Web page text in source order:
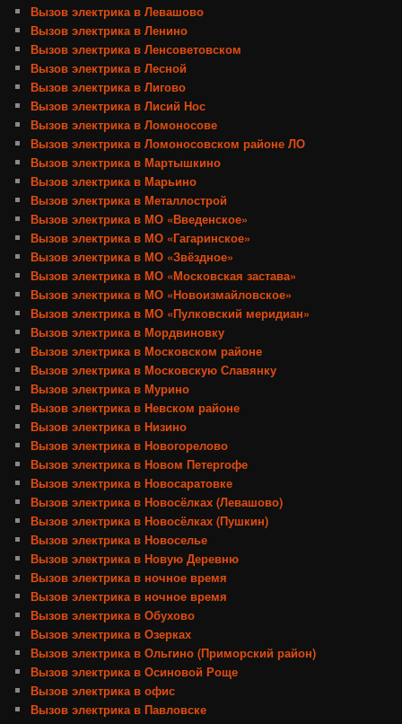
Вызов электрика в Левашово
Вызов электрика в Ленино
Вызов электрика в Ленсоветовском
Вызов электрика в Лесной
Вызов электрика в Лигово
Вызов электрика в Лисий Нос
Вызов электрика в Ломоносове
Вызов электрика в Ломоносовском районе ЛО
Вызов электрика в Мартышкино
Вызов электрика в Марьино
Вызов электрика в Металлострой
Вызов электрика в МО «Введенское»
Вызов электрика в МО «Гагаринское»
Вызов электрика в МО «Звёздное»
Вызов электрика в МО «Московская застава»
Вызов электрика в МО «Новоизмайловское»
Вызов электрика в МО «Пулковский меридиан»
Вызов электрика в Мордвиновку
Вызов электрика в Московском районе
Вызов электрика в Московскую Славянку
Вызов электрика в Мурино
Вызов электрика в Невском районе
Вызов электрика в Низино
Вызов электрика в Новогорелово
Вызов электрика в Новом Петергофе
Вызов электрика в Новосаратовке
Вызов электрика в Новосёлках (Левашово)
Вызов электрика в Новосёлках (Пушкин)
Вызов электрика в Новоселье
Вызов электрика в Новую Деревню
Вызов электрика в ночное время
Вызов электрика в ночное время
Вызов электрика в Обухово
Вызов электрика в Озерках
Вызов электрика в Ольгино (Приморский район)
Вызов электрика в Осиновой Роще
Вызов электрика в офис
Вызов электрика в Павловске